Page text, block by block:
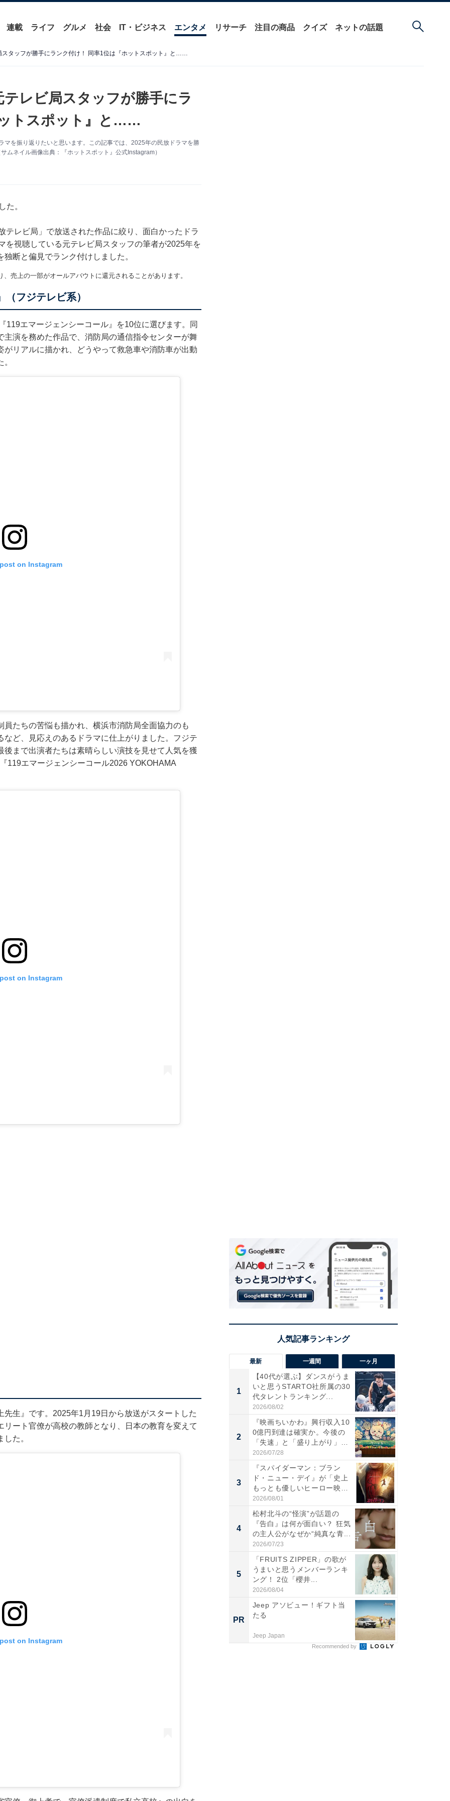
連載 ライフ グルメ 社会 IT・ビジネス エンタメ リサーチ 注目の商品 クイズ ネットの話題
スタッフが勝手にランク付け！ 同率1位は『ホットスポット』と……
テレビ局スタッフが勝手にラ
トスポット』と……
を振り返りたいと思います。この記事では、2025年の民放ドラマを勝
ムネイル画像出典：『ホットスポット』公式Instagram）
た。
レビ局」で放送された作品に絞り、面白かったドラ
を視聴している元テレビ局スタッフの筆者が2025年を
断と偏見でランク付けしました。
売上の一部がオールアバウトに還元されることがあります。
フジテレビ系）
119エマージェンシーコール』を10位に選びます。同
演を務めた作品で、消防局の通信指令センターが舞
リアルに描かれ、どうやって救急車や消防車が出動
on Instagram
たちの苦悩も描かれ、横浜市消防局全面協力のも
ど、見応えのあるドラマに仕上がりました。フジテ
まで出演者たちは素晴らしい演技を見せて人気を獲
119エマージェンシーコール2026 YOKOHAMA
on Instagram
生』です。2025年1月19日から放送がスタートした
ート官僚が高校の教師となり、日本の教育を変えて
た。
on Instagram
最新 一週間 一ヶ月
1
【40代が選ぶ】ダンスがうま
いと思うSTARTO社所属の30
代タレントランキング...
2026/08/02
2
『映画ちいかわ』興行収入10
0億円到達は確実か。今後の
「失速」と「盛り上がり」
が...
2026/07/28
3
『スパイダーマン：ブラン
ド・ニュー・デイ』が「史上
もっとも優しいヒーロー映
画」に...
2026/08/01
4
松村北斗の“怪演”が話題の
『告白』は何が面白い？ 狂気
の主人公がなぜか“純真な青...
2026/07/23
5
「FRUITS ZIPPER」の歌が
うまいと思うメンバーランキ
ング！ 2位「櫻井...
2026/08/04
PR
Jeep アソビュー！ギフト当
たる
Jeep Japan
Recommended by